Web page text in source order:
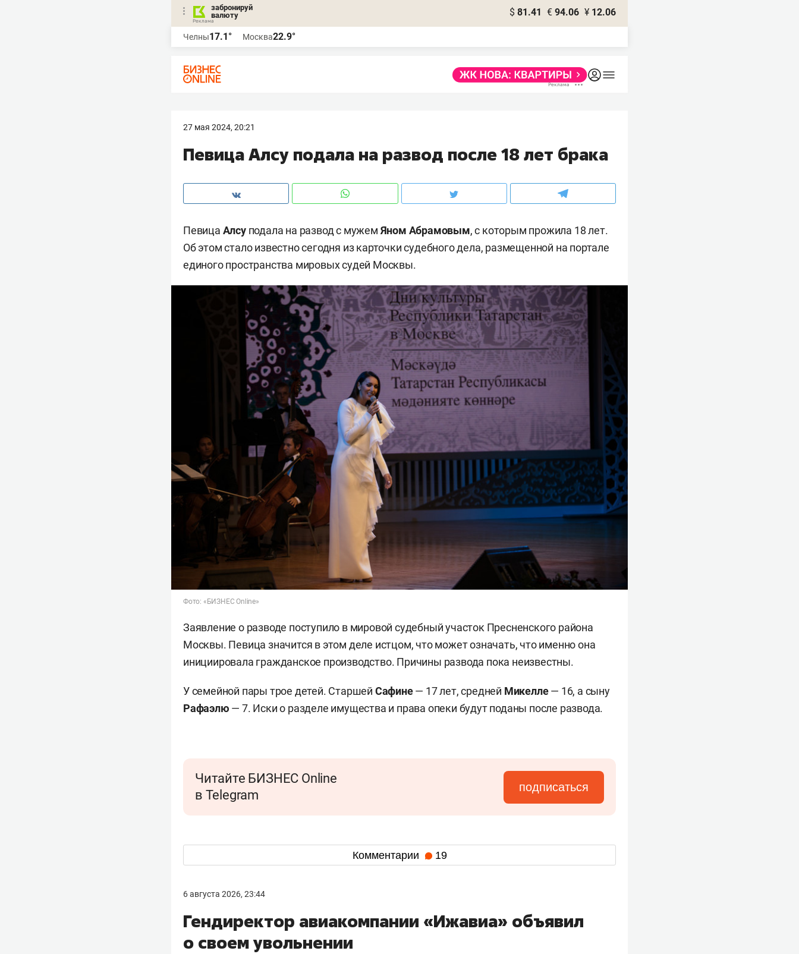
забронируй
валюту
$ 81.41 € 94.06 ¥ 12.06
Челны17.1° Москва22.9°
27 мая 2024, 20:21
Певица Алсу подала на развод после 18 лет брака
Певица Алсуподала на развод с мужем Яном Абрамовым, с которым прожила 18 лет.
Об этом стало известно сегодня из карточки судебного дела, размещенной на портале
единого пространства мировых судей Москвы.
Фото: «БИЗНЕС Online»
Заявление о разводе поступило в мировой судебный участок Пресненского района
Москвы. Певица значится в этом деле истцом, что может означать, что именно она
инициировала гражданское производство. Причины развода пока неизвестны.
У семейной пары трое детей. Старшей Сафине— 17 лет, средней Микелле— 16, а сыну
Рафаэлю — 7. Иски о разделе имущества и права опеки будут поданы после развода.
Читайте БИЗНЕС Online
в Telegram
подписаться
Комментарии 19
6 августа 2026, 23:44
Гендиректор авиакомпании «Ижавиа» объявил
о своем увольнении